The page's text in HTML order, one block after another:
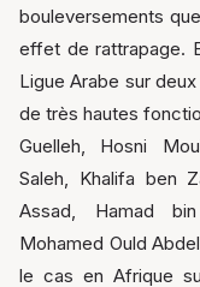
bouleversements
effet de rattrapage.
Ligue Arabe sur
de très hautes
Guelleh, Hosni
Saleh, Khalifa ben
Assad, Hamad
Mohamed Ould
le cas en Afrique